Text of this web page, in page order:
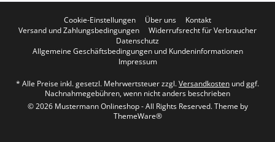
Cookie-Einstellungen Über uns
Kontakt
Versand und Zahlungsbedingungen
Widerrufsrecht für Verbraucher
Datenschutz
Allgemeine Geschäftsbedingungen und Kundeninformationen
Impressum
* Alle Preise inkl. gesetzl. Mehrwertsteuer zzgl.Versandkosten und ggf.
Nachnahmegebühren, wenn nicht anders beschrieben
© 2026 Mustermann Onlineshop - All Rights Reserved. Theme by
ThemeWare®